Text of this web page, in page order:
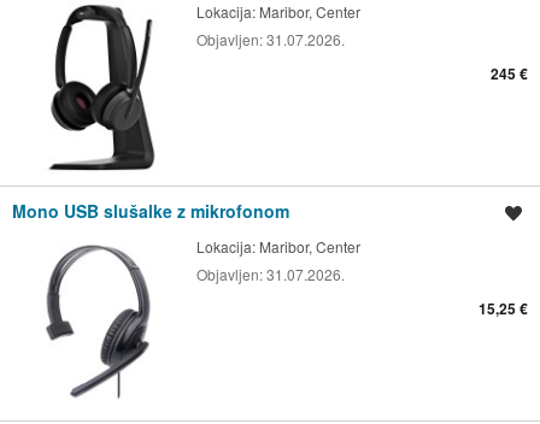
Lokacija: Maribor, Center
Objavljen:31.07.2026.
245 €
Mono USB slušalke z mikrofonom
Lokacija: Maribor, Center
Objavljen:31.07.2026.
15,25 €